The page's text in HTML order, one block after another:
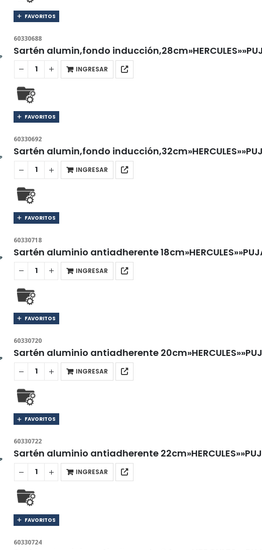
FAVORITOS
60330688
Sartén alumin,fondo
INGRESAR
FAVORITOS
60330692
Sartén alumin,fondo
INGRESAR
FAVORITOS
60330718
Sartén aluminio antiadherente
INGRESAR
FAVORITOS
60330720
Sartén aluminio antiadherente
INGRESAR
FAVORITOS
60330722
Sartén aluminio antiadherente
INGRESAR
FAVORITOS
60330724